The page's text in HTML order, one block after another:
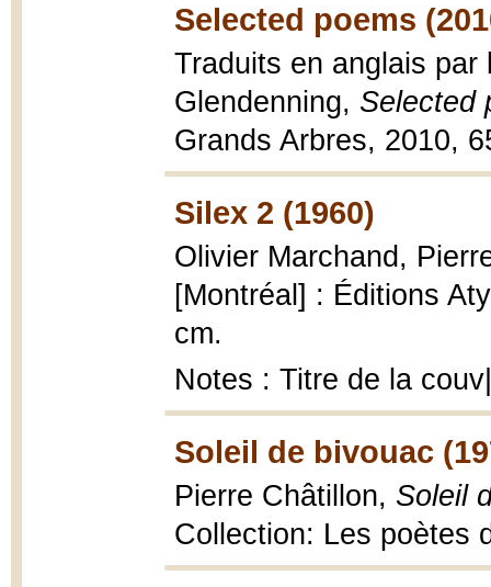
Selected poems
Traduits en anglais par
Glendenning, Selected
Grands Arbres, 2010,
Silex 2 (1960)
Olivier Marchand,
[Montréal] : Éditions
cm.
Notes : Titre de la
Soleil de bivouac
Pierre Châtillon, Soleil
Collection: Les poètes